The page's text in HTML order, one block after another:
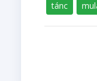
tánc